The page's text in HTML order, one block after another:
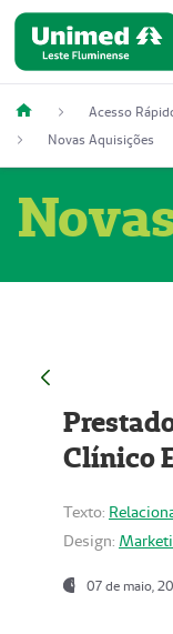
Acesso
Novas Aquisições
Clínico
Texto:
Design:
07 de maio,